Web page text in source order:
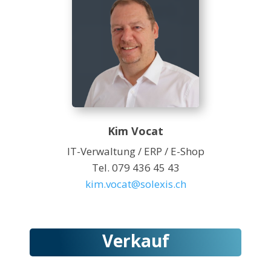
Kim Vocat
IT-Verwaltung / ERP / E-Shop
Tel. 079 436 45 43
kim.vocat@solexis.ch
Verkauf